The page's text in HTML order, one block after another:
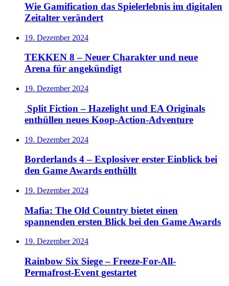
Wie Gamification das Spielerlebnis im digitalen
Zeitalter verändert
19. Dezember 2024
TEKKEN 8 – Neuer Charakter und neue
Arena für angekündigt
19. Dezember 2024
Split Fiction – Hazelight und EA Originals
enthüllen neues Koop-Action-Adventure
19. Dezember 2024
Borderlands 4 – Explosiver erster Einblick bei
den Game Awards enthüllt
19. Dezember 2024
Mafia: The Old Country bietet einen
spannenden ersten Blick bei den Game Awards
19. Dezember 2024
Rainbow Six Siege – Freeze-For-All-
Permafrost-Event gestartet